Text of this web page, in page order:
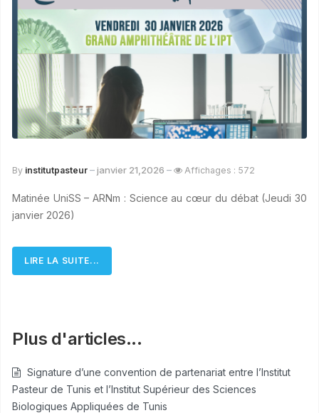
By institutpasteur janvier 21,2026 Affichages : 572
Matinée UniSS – ARNm : Science au cœur du débat (Jeudi 30
janvier 2026)
LIRE LA SUITE...
Plus d'articles...
Signature d’une convention de partenariat entre l’Institut
Pasteur de Tunis et l’Institut Supérieur des Sciences
Biologiques Appliquées de Tunis